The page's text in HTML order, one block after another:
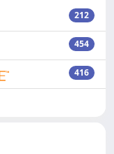
212
454
416